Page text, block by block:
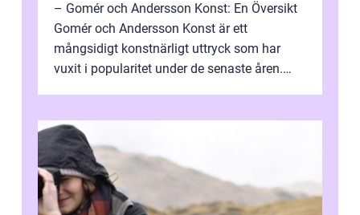
– Gomér och Andersson Konst: En Översikt
Gomér och Andersson Konst är ett
mångsidigt konstnärligt uttryck som har
vuxit i popularitet under de senaste åren.